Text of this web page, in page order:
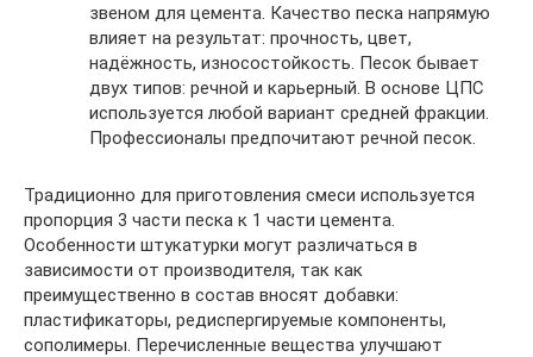
звеном для цемента. Качество песка напрямую
влияет на результат: прочность, цвет,
надёжность, износостойкость. Песок бывает
двух типов: речной и карьерный. В основе ЦПС
используется любой вариант средней фракции.
Профессионалы предпочитают речной песок.
Традиционно для приготовления смеси используется
пропорция 3 части песка к 1 части цемента.
Особенности штукатурки могут различаться в
зависимости от производителя, так как
преимущественно в состав вносят добавки:
пластификаторы, редиспергируемые компоненты,
сополимеры. Перечисленные вещества улучшают